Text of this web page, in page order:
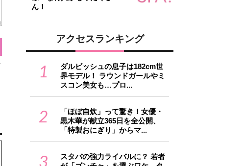
ん！
アクセスランキング
1
ダルビッシュの息子は182cm世
界モデル！ ラウンドガールやミ
スコン美女も…プロ...
2
「ほぼ自炊」って驚き！女優・
黒木華が献立365日を全公開、
「特製おにぎり」からマ...
3
スタバの強力ライバルに？ 若者